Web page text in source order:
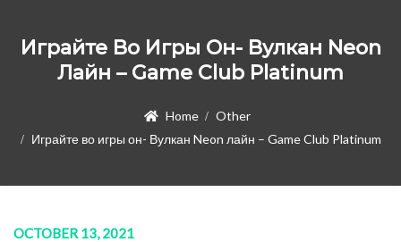
Играйте Во Игры Он- Вулкан Neon
Лайн – Game Club Platinum
Home
Other
Играйте во игры он- Вулкан Neon лайн – Game Club Platinum
OCTOBER 13, 2021